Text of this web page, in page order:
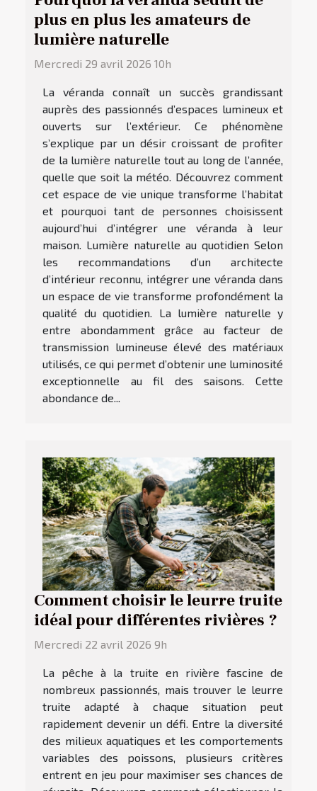
plus en plus les amateurs de
lumière naturelle
Mercredi 29 avril 2026 10h
La véranda connaît un succès grandissant
auprès des passionnés d’espaces lumineux et
ouverts sur l’extérieur. Ce phénomène
s’explique par un désir croissant de profiter
de la lumière naturelle tout au long de l’année,
quelle que soit la météo. Découvrez comment
cet espace de vie unique transforme l’habitat
et pourquoi tant de personnes choisissent
aujourd’hui d’intégrer une véranda à leur
maison. Lumière naturelle au quotidien Selon
les recommandations d’un architecte
d’intérieur reconnu, intégrer une véranda dans
un espace de vie transforme profondément la
qualité du quotidien. La lumière naturelle y
entre abondamment grâce au facteur de
transmission lumineuse élevé des matériaux
utilisés, ce qui permet d’obtenir une luminosité
exceptionnelle au fil des saisons. Cette
abondance de...
Comment choisir le leurre truite
idéal pour différentes rivières ?
Mercredi 22 avril 2026 9h
La pêche à la truite en rivière fascine de
nombreux passionnés, mais trouver le leurre
truite adapté à chaque situation peut
rapidement devenir un défi. Entre la diversité
des milieux aquatiques et les comportements
variables des poissons, plusieurs critères
entrent en jeu pour maximiser ses chances de